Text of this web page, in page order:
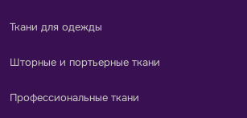
Ткани для одежды
Шторные и портьерные ткани
Профессиональные ткани